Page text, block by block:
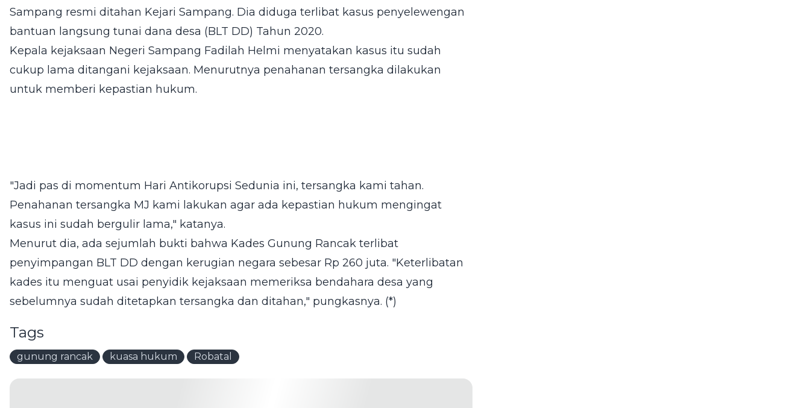
Sampang resmi ditahan Kejari Sampang. Dia diduga terlibat kasus penyelewengan
bantuan langsung tunai dana desa (BLT DD) Tahun 2020.
Kepala kejaksaan Negeri Sampang Fadilah Helmi menyatakan kasus itu sudah
cukup lama ditangani kejaksaan. Menurutnya penahanan tersangka dilakukan
untuk memberi kepastian hukum.
"Jadi pas di momentum Hari Antikorupsi Sedunia ini, tersangka kami tahan.
Penahanan tersangka MJ kami lakukan agar ada kepastian hukum mengingat
kasus ini sudah bergulir lama," katanya.
Menurut dia, ada sejumlah bukti bahwa Kades Gunung Rancak terlibat
penyimpangan BLT DD dengan kerugian negara sebesar Rp 260 juta. "Keterlibatan
kades itu menguat usai penyidik kejaksaan memeriksa bendahara desa yang
sebelumnya sudah ditetapkan tersangka dan ditahan," pungkasnya. (*)
Tags
gunung rancak kuasa hukum Robatal